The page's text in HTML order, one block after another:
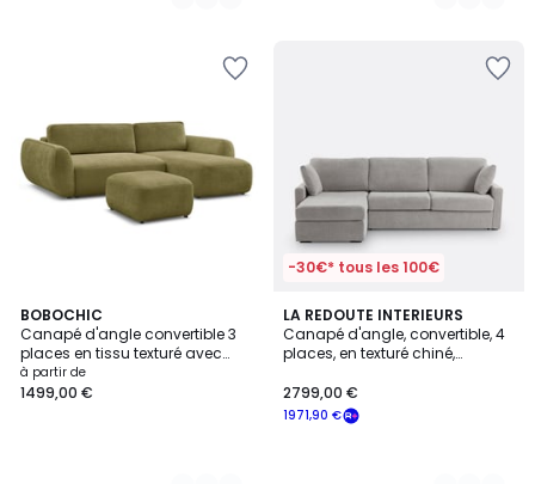
BOBOCHIC
Canapé d'angle convertible 3
places en tissu texturé avec
pouf, DENISE
à partir de
1499,00 €
9
Couleurs
-30€* tous les 100€
LA REDOUTE INTERIEURS
Canapé d'angle, convertible, 4
places, en texturé chiné,
1971,90 €
2799,00 €
3
Couleurs